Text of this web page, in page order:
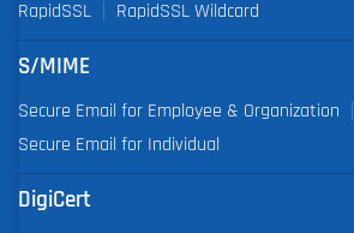
RapidSSL RapidSSL Wildcard
S/MIME
Secure Email for Employee & Organization
Secure Email for Individual
DigiCert